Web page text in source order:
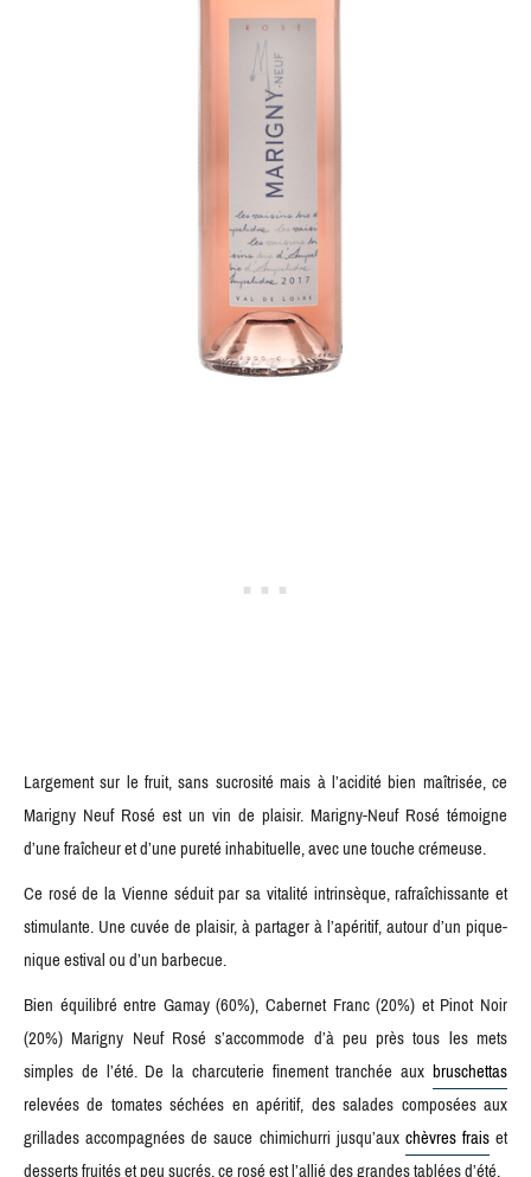
Largement sur le fruit, sans sucrosité mais à l’acidité bien maîtrisée, ce
Marigny Neuf Rosé est un vin de plaisir. Marigny-Neuf Rosé témoigne
d’une fraîcheur et d’une pureté inhabituelle, avec une touche crémeuse.
Ce rosé de la Vienne séduit par sa vitalité intrinsèque, rafraîchissante et
stimulante. Une cuvée de plaisir, à partager à l’apéritif, autour d’un pique-
nique estival ou d’un barbecue.
Bien équilibré entre Gamay (60%), Cabernet Franc (20%) et Pinot Noir
(20%) Marigny Neuf Rosé s’accommode d’à peu près tous les mets
simples de l’été. De la charcuterie finement tranchée aux bruschettas
relevées de tomates séchées en apéritif, des salades composées aux
grillades accompagnées de sauce chimichurri jusqu’auxchèvres fraiset